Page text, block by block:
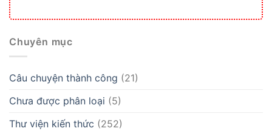
Chuyên mục
Câu chuyện thành công (21)
Chưa được phân loại (5)
Thư viện kiến thức (252)